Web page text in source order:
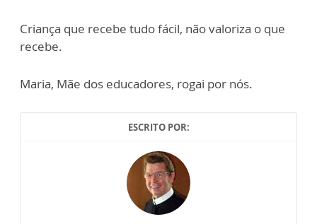
Criança que recebe tudo fácil, não valoriza o que
recebe.
Maria, Mãe dos educadores, rogai por nós.
ESCRITO POR: